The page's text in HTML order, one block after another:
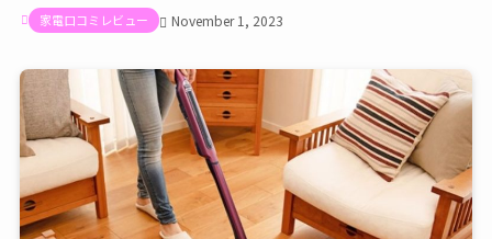
家電口コミレビュー November 1, 2023